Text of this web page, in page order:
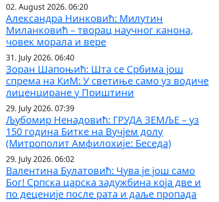
02. August 2026. 06:20
Александра Нинковић: Милутин
Миланковић – творац научног канона,
човек морала и вере
31. July 2026. 06:40
Зоран Шапоњић: Шта се Србима још
спрема на КиМ: У светиње само уз водиче
лиценциране у Приштини
29. July 2026. 07:39
Љубомир Ненадовић: ГРУДА ЗЕМЉЕ – уз
150 година Битке на Вучјем долу
(Митрополит Амфилохије: Беседа)
29. July 2026. 06:02
Валентина Булатовић: Чува је још само
Бог! Српска царска задужбина која две и
по деценије после рата и даље пропада